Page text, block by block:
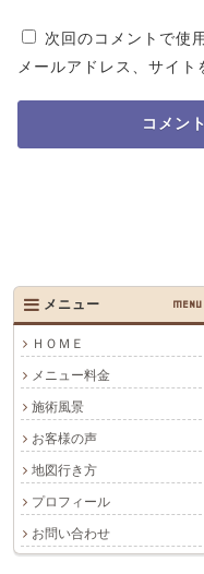
次回のコメントで使
メールアドレス、サイト
メニュー MENU
ＨＯＭＥ
メニュー料金
施術風景
お客様の声
地図行き方
プロフィール
お問い合わせ